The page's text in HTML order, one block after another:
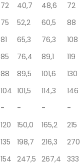
72 40,7 48,6
72
75 52,2 60,5
88
81 65,3 76,3
108
85 76,4 89,1
119
88 89,5 101,6
130
104 101,5 114,3
146
- - -
-
120 150,0 165,2
215
135 198,7 216,3
270
154 247,5 267,4
333